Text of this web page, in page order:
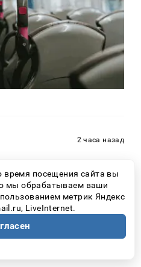
2 часа назад
работает лучше
обуви
посещения сайта вы
мы обрабатываем ваши
метрик Яндекс
LiveInternet.